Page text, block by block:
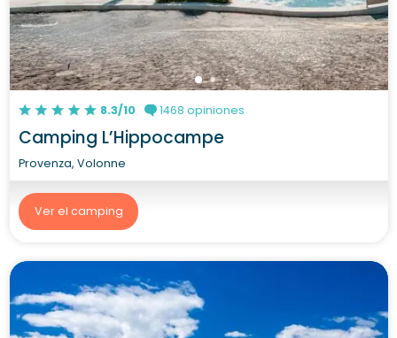
8.3/10 1468 opiniones
Camping L’Hippocampe
Provenza, Volonne
Ver el camping